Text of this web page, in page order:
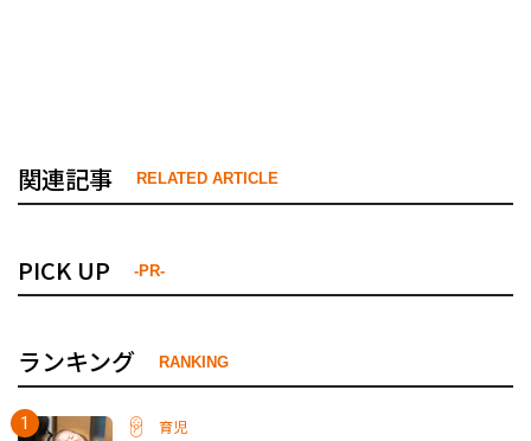
関連記事 RELATED ARTICLE
PICK UP -PR-
ランキング RANKING
育児